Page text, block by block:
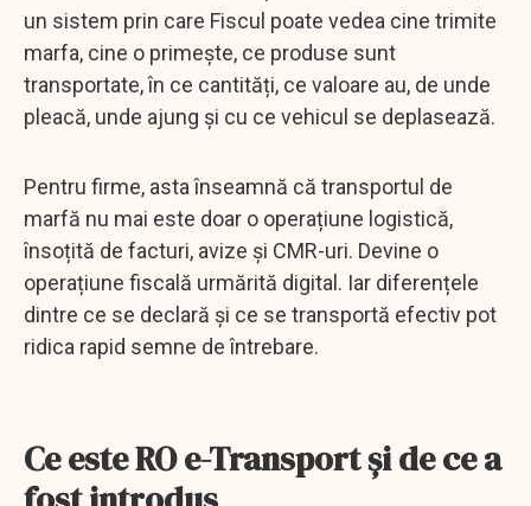
un sistem prin care Fiscul poate vedea cine trimite
marfa, cine o primește, ce produse sunt
transportate, în ce cantități, ce valoare au, de unde
pleacă, unde ajung și cu ce vehicul se deplasează.
Pentru firme, asta înseamnă că transportul de
marfă nu mai este doar o operațiune logistică,
însoțită de facturi, avize și CMR-uri. Devine o
operațiune fiscală urmărită digital. Iar diferențele
dintre ce se declară și ce se transportă efectiv pot
ridica rapid semne de întrebare.
Ce este RO e-Transport și de ce a